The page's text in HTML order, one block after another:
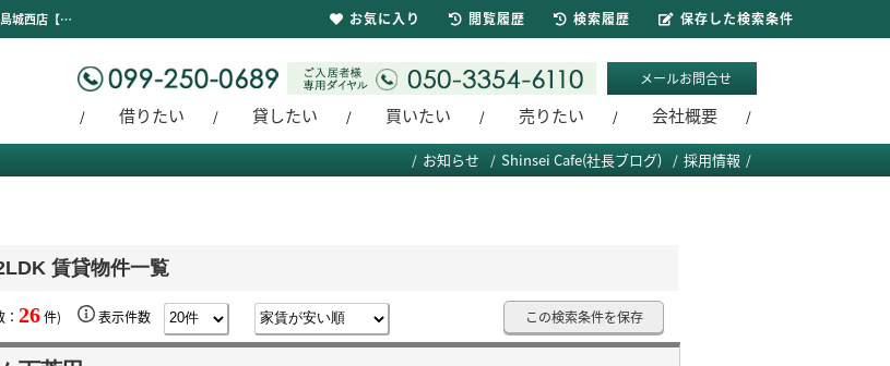
2K・2DK・2LDK 賃貸物件一覧｜地域に根付いて創業30年鹿児島市城西エリアに強いピタットハウス鹿児島城西店【新聖都市開発】豊富な物件を取り揃えております。賃貸管理もお任せください。
メールお問合せ
借りたい 貸したい 買いたい 売りたい 会社概要
採用情報
Shinsei Cafe(社長ブログ)
お知らせ
賃貸物件一覧
26件) 表示件数 この検索条件を保存
お気に入り 閲覧履歴 検索履歴 保存した検索条件